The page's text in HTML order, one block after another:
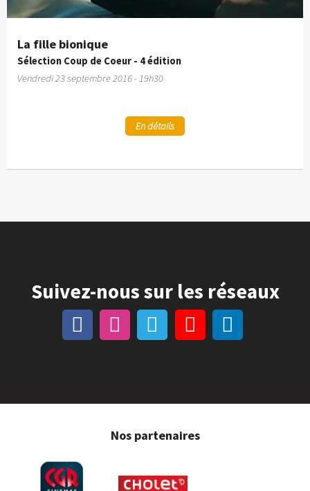
La fille bionique
Sélection Coup de Coeur - 4 édition
Vendredi 23 septembre 2016 - 19h30
En détails
Suivez-nous sur les réseaux
Nos partenaires